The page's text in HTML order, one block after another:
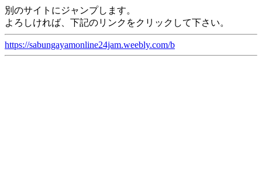
別のサイトにジャンプします。
よろしければ、下記のリンクをクリックして下さい。
https://sabungayamonline24jam.weebly.com/b